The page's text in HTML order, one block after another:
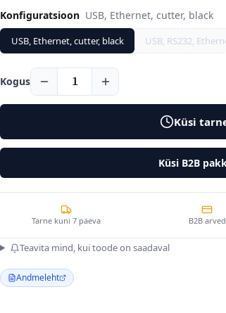
Konfiguratsioon USB, Ethernet, cutter, black
USB, Ethernet, cutter, black USB, RS232,
Kogus 1
Küsi
Küsi B2B
Tarne kuni 7 päeva B2B arved
Teavita mind, kui toode on saadaval
Andmeleht